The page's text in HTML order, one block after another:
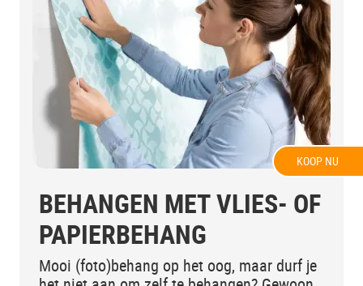
BEHANGEN MET VLIES- OF
PAPIERBEHANG
Mooi (foto)behang op het oog, maar durf je
KOOP NU